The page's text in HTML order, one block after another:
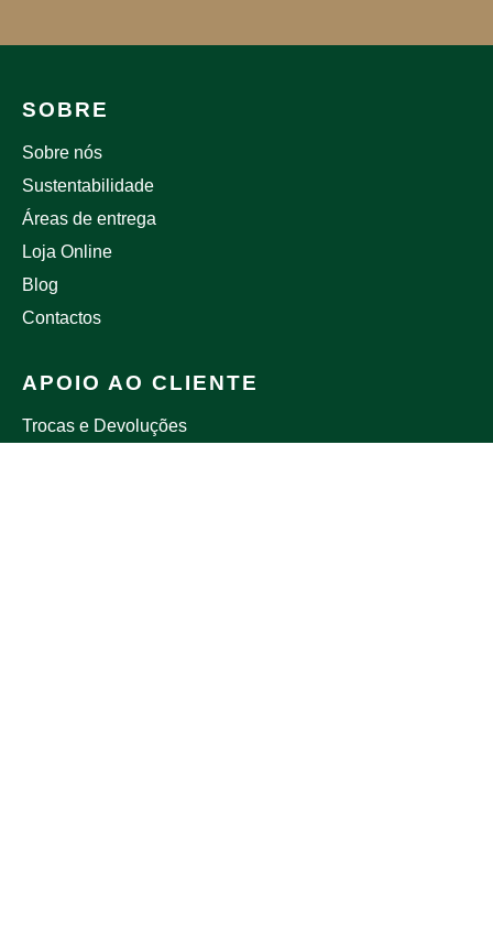
SOBRE
Sobre nós
Sustentabilidade
Áreas de entrega
Loja Online
Blog
Contactos
APOIO AO CLIENTE
Trocas e Devoluções